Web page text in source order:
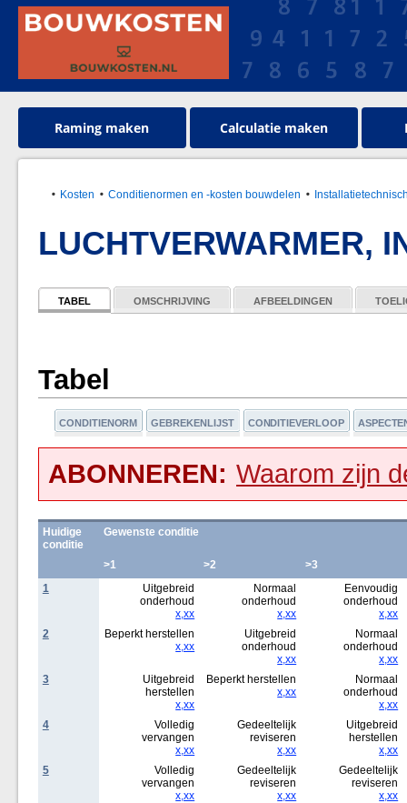
Raming maken Calculatie maken
Kosten Conditienormen en -kosten bouwdelen
LUCHTVERWARMER,
TABEL OMSCHRIJVING AFBEELDINGEN
Tabel
CONDITIENORM GEBREKENLIJST CONDITIEVERLOOP
ABONNEREN: Waarom zijn
Huidige
conditie
Gewenste conditie
>1 >2 >3
1
Uitgebreid
onderhoud
x,xx
Normaal
onderhoud
x,xx
Eenvoudig
onderhoud
x,xx
2
Beperkt herstellen
x,xx
Uitgebreid
onderhoud
x,xx
Normaal
onderhoud
x,xx
3
Uitgebreid
herstellen
x,xx
Beperkt herstellen
x,xx
Normaal
onderhoud
x,xx
4
Volledig
vervangen
x,xx
Gedeeltelijk
reviseren
x,xx
Uitgebreid
herstellen
x,xx
5
Volledig
vervangen
x,xx
Gedeeltelijk
reviseren
x,xx
Gedeeltelijk
reviseren
x,xx